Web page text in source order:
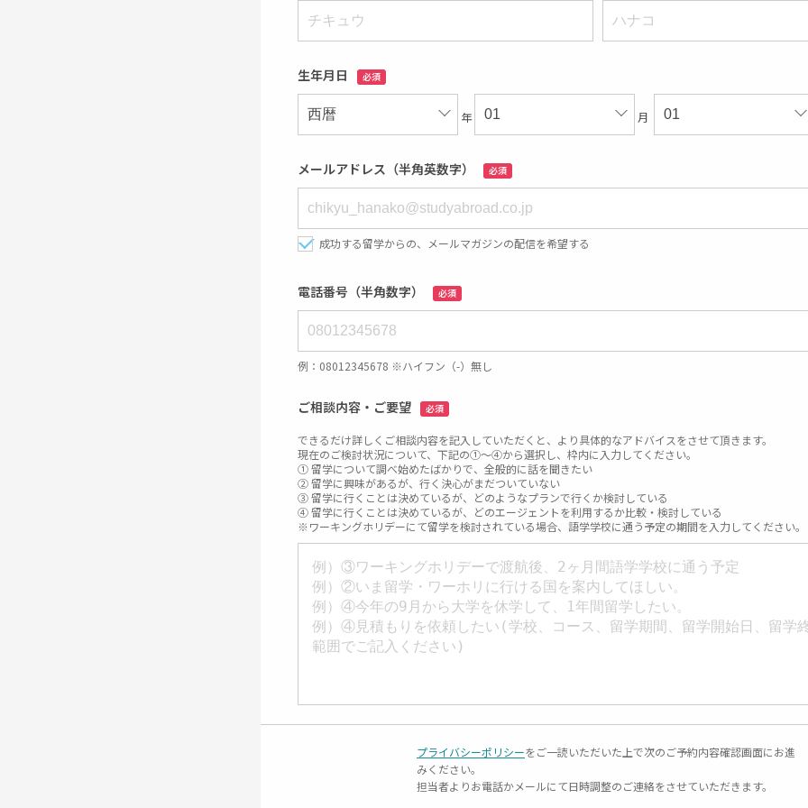
生年月日 必須
年 月
メールアドレス（半角英数字） 必須
成功する留学からの、メールマガジンの配信を希望する
電話番号（半角数字） 必須
例：08012345678 ※ハイフン（-）無し
ご相談内容・ご要望 必須
できるだけ詳しくご相談内容を記入していただくと、より具体的なアドバイスをさせて頂きます。
現在のご検討状況について、下記の①～④から選択し、枠内に入力してください。
① 留学について調べ始めたばかりで、全般的に話を聞きたい
② 留学に興味があるが、行く決心がまだついていない
③ 留学に行くことは決めているが、どのようなプランで行くか検討している
④ 留学に行くことは決めているが、どのエージェントを利用するか比較・検討している
※ワーキングホリデーにて留学を検討されている場合、語学学校に通う予定の期間を入力してください。
プライバシーポリシーをご一読いただいた上で次のご予約内容確認画面にお進
みください。
担当者よりお電話かメールにて日時調整のご連絡をさせていただきます。